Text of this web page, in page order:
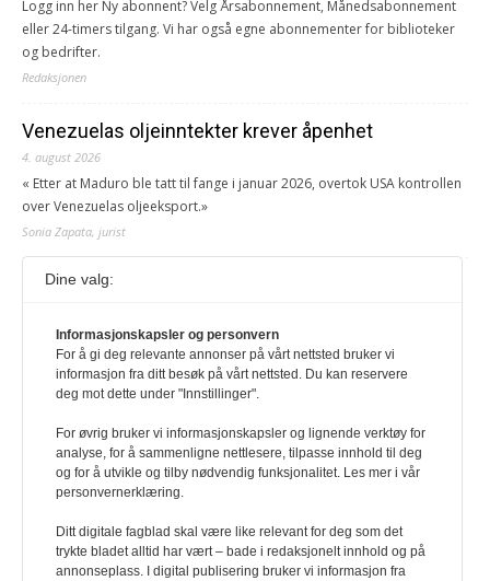
Logg inn her Ny abonnent? Velg Årsabonnement, Månedsabonnement
eller 24-timers tilgang. Vi har også egne abonnementer for biblioteker
og bedrifter.
Redaksjonen
Venezuelas oljeinntekter krever åpenhet
4. august 2026
« Etter at Maduro ble tatt til fange i januar 2026, overtok USA kontrollen
over Venezuelas oljeeksport.»
Sonia Zapata, jurist
117,8 millioner er på flukt, en nedgang fra forrige
1. august 2026
Ville ha tilsvart verdens trettende største land i folketall. For å lese
denne må du ha abonnement Logg inn her Ny abonnent? Velg
også egne abonnementer for biblioteker og bedrifter.
Redaksjonen
Dine valg:
Informasjonskapsler og personvern
For å gi deg relevante annonser på vårt nettsted bruker vi
informasjon fra ditt besøk på vårt nettsted. Du kan reservere
deg mot dette under "Innstillinger".
For øvrig bruker vi informasjonskapsler og lignende verktøy for
analyse, for å sammenligne nettlesere, tilpasse innhold til deg
og for å utvikle og tilby nødvendig funksjonalitet. Les mer i vår
personvernerklæring.
Ditt digitale fagblad skal være like relevant for deg som det
trykte bladet alltid har vært – bade i redaksjonelt innhold og på
annonseplass. I digital publisering bruker vi informasjon fra